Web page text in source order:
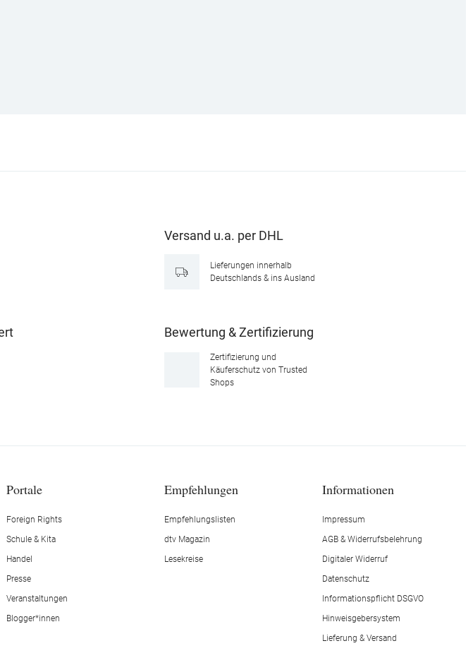
Versand u.a. per DHL
Lieferungen innerhalb
Deutschlands & ins Ausland
Bewertung & Zertifizierung
Zertifizierung und
Käuferschutz von Trusted
Shops
Portale
Foreign Rights
Schule & Kita
Handel
Presse
Veranstaltungen
Blogger*innen
Empfehlungen
Empfehlungslisten
dtv Magazin
Lesekreise
Informationen
Impressum
AGB & Widerrufsbelehrung
Digitaler Widerruf
Datenschutz
Informationspflicht DSGVO
Hinweisgebersystem
Lieferung & Versand